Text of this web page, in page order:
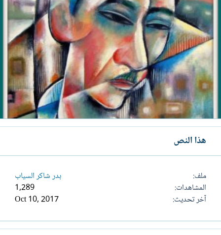
هذا النص
ملف
بدر شاكر السياب
المشاهدات
1,289
آخر تحديث
Oct 10, 2017